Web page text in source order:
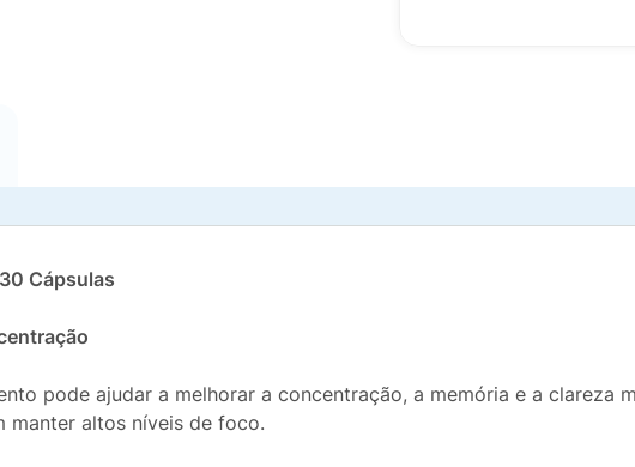
Cápsulas
pode ajudar a melhorar a concentração, a memória e a clareza
manter altos níveis de foco.